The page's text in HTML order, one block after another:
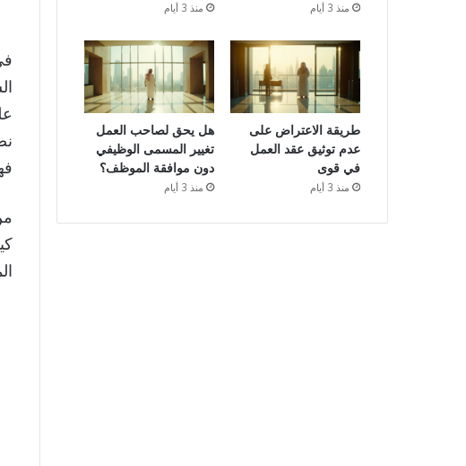
منذ 3 أيام منذ 3 أيام
طريقة الاعتراض على
عدم توثيق عقد العمل
في قوى
منذ 3 أيام
هل يحق لصاحب العمل
تغيير المسمى الوظيفي
دون موافقة الموظف؟
منذ 3 أيام